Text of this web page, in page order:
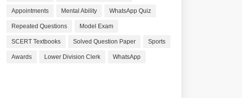
Appointments Mental Ability WhatsApp Quiz
Repeated Questions Model Exam
SCERT Textbooks Solved Question Paper Sports
Awards Lower Division Clerk WhatsApp